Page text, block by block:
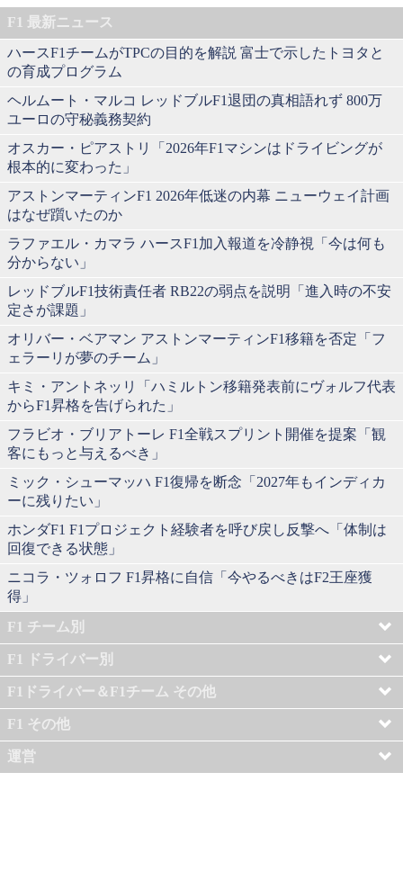
F1 最新ニュース
ハースF1チームがTPCの目的を解説 富士で示したトヨタと
の育成プログラム
ヘルムート・マルコ レッドブルF1退団の真相語れず 800万
ユーロの守秘義務契約
オスカー・ピアストリ「2026年F1マシンはドライビングが
根本的に変わった」
アストンマーティンF1 2026年低迷の内幕 ニューウェイ計画
はなぜ躓いたのか
ラファエル・カマラ ハースF1加入報道を冷静視「今は何も
分からない」
レッドブルF1技術責任者 RB22の弱点を説明「進入時の不安
定さが課題」
オリバー・ベアマン アストンマーティンF1移籍を否定「フ
ェラーリが夢のチーム」
キミ・アントネッリ「ハミルトン移籍発表前にヴォルフ代表
からF1昇格を告げられた」
フラビオ・ブリアトーレ F1全戦スプリント開催を提案「観
客にもっと与えるべき」
ミック・シューマッハ F1復帰を断念「2027年もインディカ
ーに残りたい」
ホンダF1 F1プロジェクト経験者を呼び戻し反撃へ「体制は
回復できる状態」
ニコラ・ツォロフ F1昇格に自信「今やるべきはF2王座獲
得」
F1 チーム別
F1 ドライバー別
F1ドライバー＆F1チーム その他
F1 その他
運営